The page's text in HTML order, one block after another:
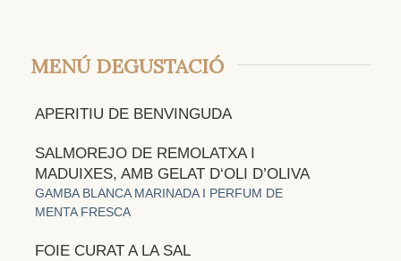
MENÚ DEGUSTACIÓ
APERITIU DE BENVINGUDA
SALMOREJO DE REMOLATXA I
MADUIXES, AMB GELAT D‘OLI D’OLIVA
GAMBA BLANCA MARINADA I PERFUM DE
MENTA FRESCA
FOIE CURAT A LA SAL